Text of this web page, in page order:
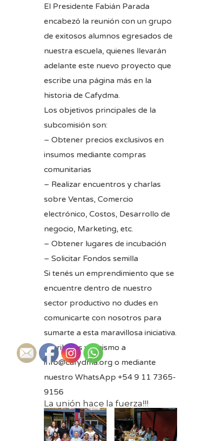
El Presidente Fabián Parada
encabezó la reunión con un grupo
de exitosos alumnos egresados de
nuestra escuela, quienes llevarán
adelante este nuevo proyecto que
escribe una página más en la
historia de Cafydma.
Los objetivos principales de la
subcomisión son:
– Obtener precios exclusivos en
insumos mediante compras
comunitarias
– Realizar encuentros y charlas
sobre Ventas, Comercio
electrónico, Costos, Desarrollo de
negocio, Marketing, etc.
– Obtener lugares de incubación
– Solicitar Fondos semilla
Si tenés un emprendimiento que se
encuentre dentro de nuestro
sector productivo no dudes en
comunicarte con nosotros para
sumarte a esta maravillosa iniciativa.
Escribinos ya mismo a
info@cafydma.org o mediante
nuestro WhatsApp +54 9 11 7365-
9156
La unión hace la fuerza!!!